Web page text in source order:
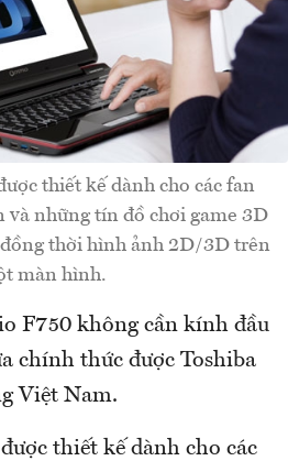
thiết kế dành cho các fan
và những tín đồ chơi game 3D
thời hình ảnh 2D/3D trên
màn hình.
F750 không cần kính đầu
chính thức được Toshiba
Việt Nam.
thiết kế dành cho các